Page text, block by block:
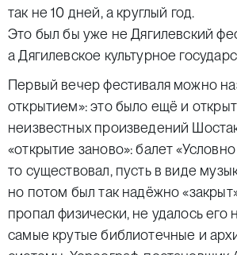
так не 10 дней, а круглый год.
Это был бы уже не Дягилевский
а Дягилевское культурное
Первый вечер фестиваля можно
открытием»: это было ещё и
неизвестных произведений
«открытие заново»: балет
то существовал, пусть в виде
но потом был так надёжно
пропал физически, не удалось его
самые крутые библиотечные и